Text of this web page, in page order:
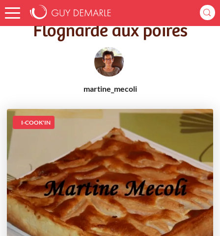
Accueil Recettes Flognarde aux poires
Flognarde aux poires
martine_mecoli
I-COOK'IN